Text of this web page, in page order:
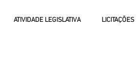
ATIVIDADE LEGISLATIVA LICITAÇÕES